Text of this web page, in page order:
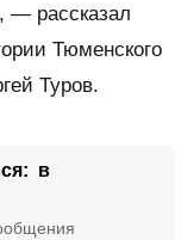
— рассказал
Тюменского
Туров.
в